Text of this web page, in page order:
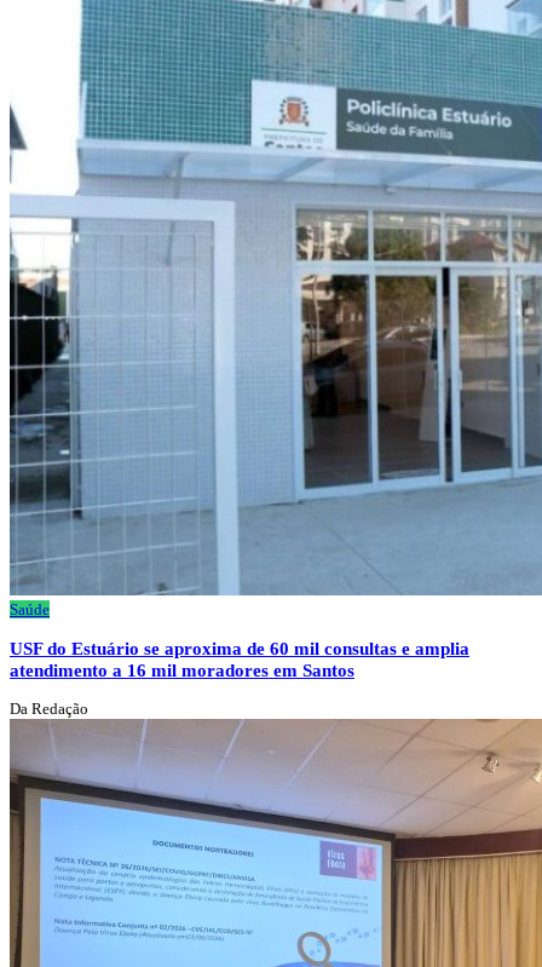
Saúde
USF do Estuário se aproxima de 60 mil consultas e amplia
atendimento a 16 mil moradores em Santos
Da Redação